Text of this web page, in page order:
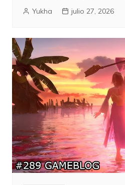
Yukha julio 27, 2026